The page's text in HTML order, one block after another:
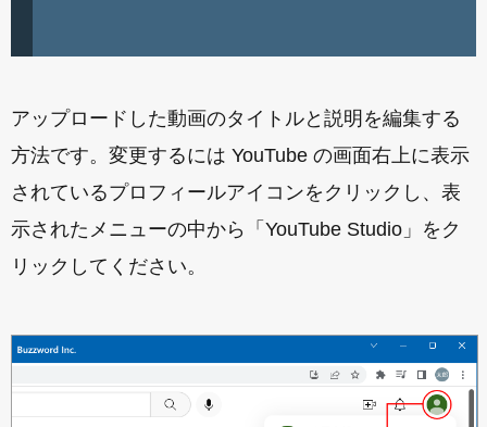
アップロードした動画のタイトルと説明を編集する
方法です。変更するには YouTube の画面右上に表示
されているプロフィールアイコンをクリックし、表
示されたメニューの中から「YouTube Studio」をク
リックしてください。